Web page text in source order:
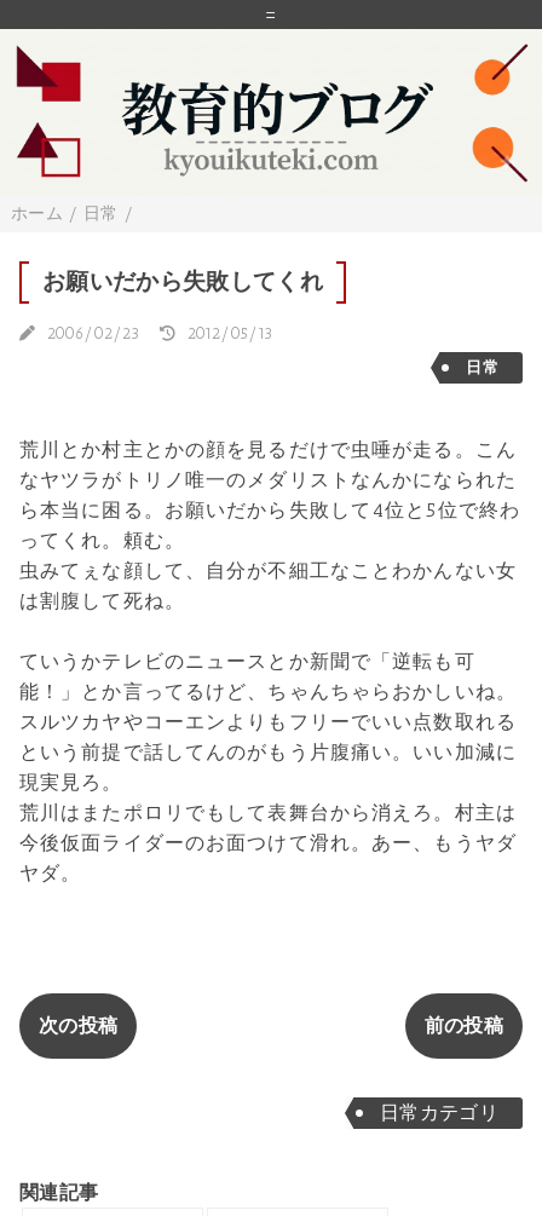
=
ホーム / 日常 /
お願いだから失敗してくれ
2006/02/23
2012/05/13
日常
荒川とか村主とかの顔を見るだけで虫唾が走る。こん
なヤツラがトリノ唯一のメダリストなんかになられた
ら本当に困る。お願いだから失敗して4位と5位で終わ
ってくれ。頼む。
虫みてぇな顔して、自分が不細工なことわかんない女
は割腹して死ね。
ていうかテレビのニュースとか新聞で「逆転も可
能！」とか言ってるけど、ちゃんちゃらおかしいね。
スルツカヤやコーエンよりもフリーでいい点数取れる
という前提で話してんのがもう片腹痛い。いい加減に
現実見ろ。
荒川はまたポロリでもして表舞台から消えろ。村主は
今後仮面ライダーのお面つけて滑れ。あー、もうヤダ
ヤダ。
次の投稿 前の投稿
日常カテゴリ
関連記事